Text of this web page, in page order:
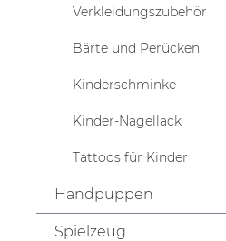
Verkleidungszubehör
Bärte und Perücken
Kinderschminke
Kinder-Nagellack
Tattoos für Kinder
Handpuppen
Spielzeug